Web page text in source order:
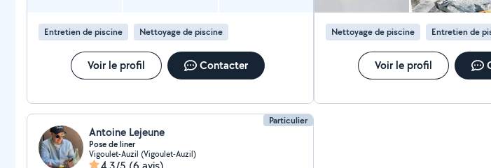
Entretien de piscine Nettoyage de piscine
Voir le profil Contacter
Nettoyage de piscine Entretien de
Voir le profil
Particulier
Antoine Lejeune
Pose de liner
Vigoulet-Auzil (Vigoulet-Auzil)